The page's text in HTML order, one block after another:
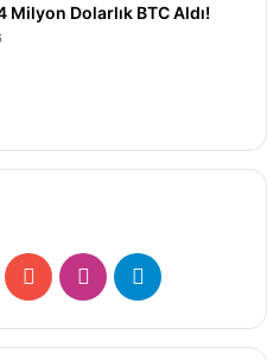
Milyon Dolarlık BTC Aldı!
YouTubeInstagramTelegram